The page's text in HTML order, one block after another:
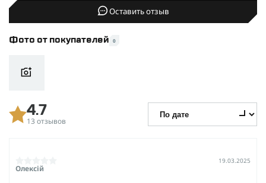
Оставить отзыв
Фото от покупателей 0
4.7
13 отзывов
Олексій
19.03.2025